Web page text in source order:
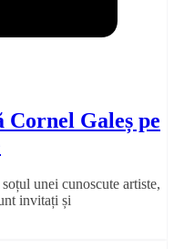
Cornel Galeș pe
unei cunoscute artiste,
invitați și